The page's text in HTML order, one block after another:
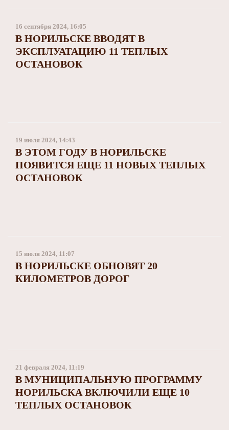
16 сентября 2024, 16:05
В НОРИЛЬСКЕ ВВОДЯТ В
ЭКСПЛУАТАЦИЮ 11 ТЕПЛЫХ
ОСТАНОВОК
19 июля 2024, 14:43
В ЭТОМ ГОДУ В НОРИЛЬСКЕ
ПОЯВИТСЯ ЕЩЕ 11 НОВЫХ ТЕПЛЫХ
ОСТАНОВОК
15 июля 2024, 11:07
В НОРИЛЬСКЕ ОБНОВЯТ 20
КИЛОМЕТРОВ ДОРОГ
21 февраля 2024, 11:19
В МУНИЦИПАЛЬНУЮ ПРОГРАММУ
НОРИЛЬСКА ВКЛЮЧИЛИ ЕЩЕ 10
ТЕПЛЫХ ОСТАНОВОК